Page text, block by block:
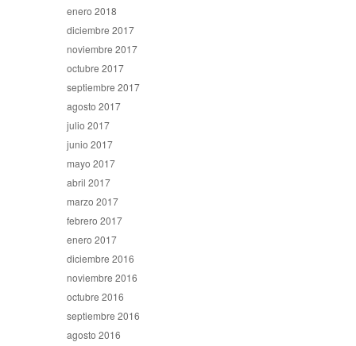
enero 2018
diciembre 2017
noviembre 2017
octubre 2017
septiembre 2017
agosto 2017
julio 2017
junio 2017
mayo 2017
abril 2017
marzo 2017
febrero 2017
enero 2017
diciembre 2016
noviembre 2016
octubre 2016
septiembre 2016
agosto 2016